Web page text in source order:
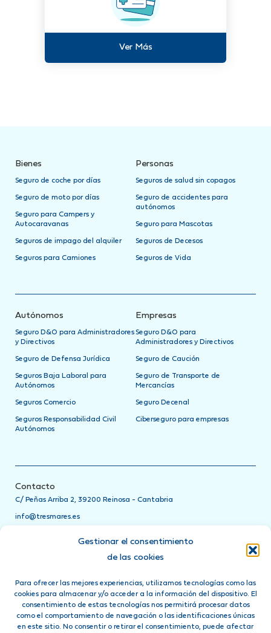
Gestionar el consentimiento
de las cookies
Para ofrecer las mejores experiencias, utilizamos tecnologías como las
cookies para almacenar y/o acceder a la información del dispositivo. El
consentimiento de estas tecnologías nos permitirá procesar datos
como el comportamiento de navegación o las identificaciones únicas
en este sitio. No consentir o retirar el consentimiento, puede afectar
Ver Más
Bienes
Seguro de coche por días
Seguro de moto por días
Seguro para Campers y
Autocaravanas
Seguros de impago del alquiler
Seguros para Camiones
Personas
Seguros de salud sin copagos
Seguro de accidentes para
autónomos
Seguro para Mascotas
Seguros de Decesos
Seguros de Vida
Autónomos
Seguro D&O para Administradores
y Directivos
Seguro de Defensa Jurídica
Seguros Baja Laboral para
Autónomos
Seguros Comercio
Seguros Responsabilidad Civil
Autónomos
Empresas
Seguro D&O para
Administradores y Directivos
Seguro de Caución
Seguro de Transporte de
Mercancías
Seguro Decenal
Ciberseguro para empresas
Contacto
C/ Peñas Arriba 2, 39200 Reinosa - Cantabria
info@tresmares.es
Teléfonos de asistencia
Ponte en contacto directamente con tu compañía de seguros
llamando a su teléfono de asistencia 24 horas
Síguenos en: